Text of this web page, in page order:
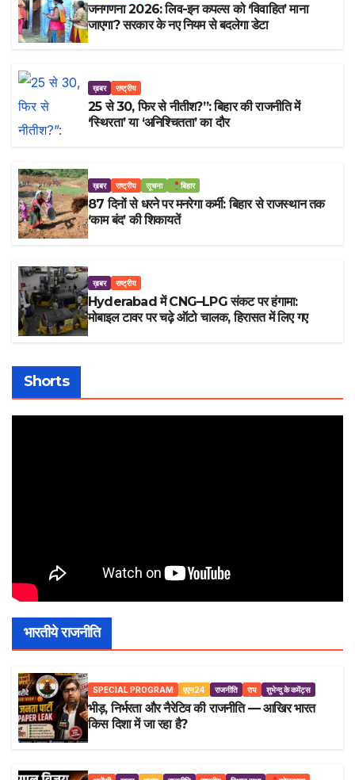
जनगणना 2026: लिव-इन कपल्स को ‘विवाहित’ माना
जाएगा? सरकार के नए नियम से बदलेगा डेटा
ख़बर राष्ट्रीय
25 से 30, फिर से नीतीश?”: बिहार की राजनीति में
‘स्थिरता’ या ‘अनिश्चितता’ का दौर
ख़बर राष्ट्रीय सूचना बिहार
87 दिनों से धरने पर मनरेगा कर्मी: बिहार से राजस्थान तक
‘काम बंद’ की शिकायतें
ख़बर राष्ट्रीय
Hyderabad में CNG–LPG संकट पर हंगामा:
मोबाइल टावर पर चढ़े ऑटो चालक, हिरासत में लिए गए
Shorts
भारतीये राजनीति
SPECIAL PROGRAM एएन24 राजनीति राय शुभेन्दु के कमेंट्स
भीड़, निर्भरता और नैरेटिव की राजनीति — आखिर भारत
किस दिशा में जा रहा है?